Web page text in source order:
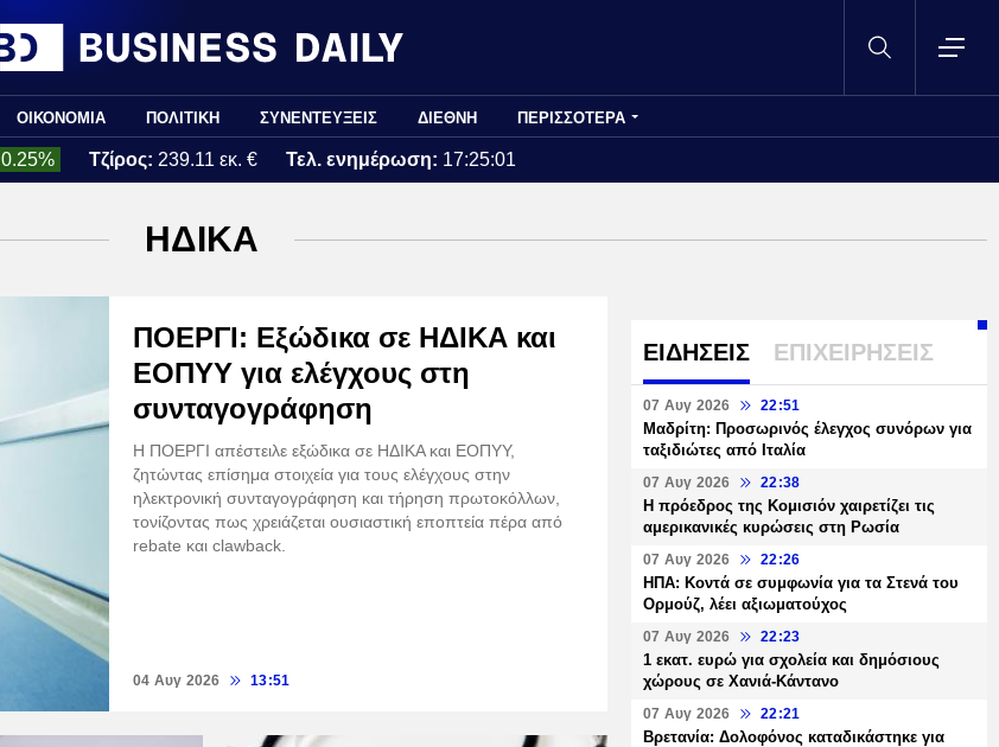
ΟΙΚΟΝΟΜΙΑ ΠΟΛΙΤΙΚΗ ΣΥΝΕΝΤΕΥΞΕΙΣ ΔΙΕΘΝΗ ΠΕΡΙΣΣΟΤΕΡΑ
0.25% Τζίρος: 239.11 εκ. € Τελ. ενημέρωση: 17:25:01
ΗΔΙΚΑ
ΠΟΕΡΓΙ: Εξώδικα σε ΗΔΙΚΑ και
ΕΟΠΥΥ για ελέγχους στη
συνταγογράφηση
Η ΠΟΕΡΓΙ απέστειλε εξώδικα σε ΗΔΙΚΑ και ΕΟΠΥΥ,
ζητώντας επίσημα στοιχεία για τους ελέγχους στην
ηλεκτρονική συνταγογράφηση και τήρηση πρωτοκόλλων,
τονίζοντας πως χρειάζεται ουσιαστική εποπτεία πέρα από
rebate και clawback.
04 Αυγ 2026 13:51
ΕΙΔΗΣΕΙΣ ΕΠΙΧΕΙΡΗΣΕΙΣ
07 Αυγ 2026 22:51
Μαδρίτη: Προσωρινός έλεγχος συνόρων για
ταξιδιώτες από Ιταλία
07 Αυγ 2026 22:38
Η πρόεδρος της Κομισιόν χαιρετίζει τις
αμερικανικές κυρώσεις στη Ρωσία
07 Αυγ 2026 22:26
ΗΠΑ: Κοντά σε συμφωνία για τα Στενά του
Ορμούζ, λέει αξιωματούχος
07 Αυγ 2026 22:23
1 εκατ. ευρώ για σχολεία και δημόσιους
χώρους σε Χανιά-Κάντανο
07 Αυγ 2026 22:21
Βρετανία: Δολοφόνος καταδικάστηκε για